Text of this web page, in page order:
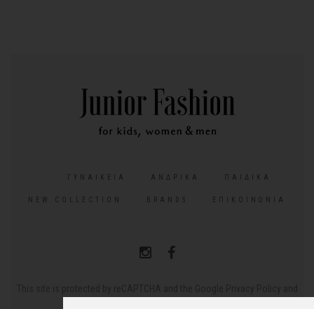
ΓΥΝΑΙΚΕΊΑ ΑΝΔΡΙΚΆ ΠΑΙΔΙΚΆ
NEW COLLECTION BRANDS ΕΠΙΚΟΙΝΩΝΊΑ